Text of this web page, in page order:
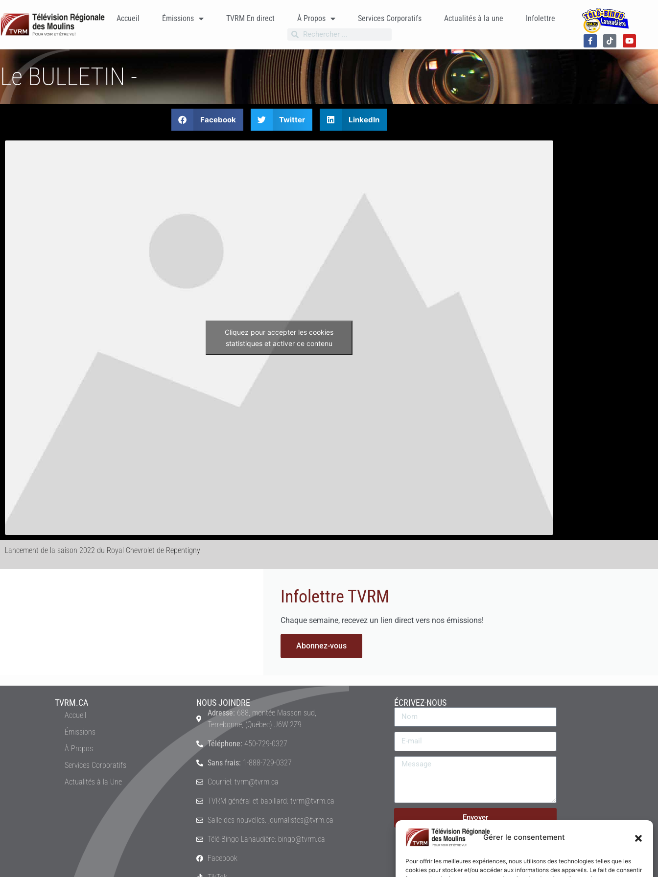
Gérer le consentement
Pour offrir les meilleures expériences, nous utilisons des technologies telles que les
cookies pour stocker et/ou accéder aux informations des appareils. Le fait de consentir
Accueil Émissions TVRM En direct À Propos Services Corporatifs Actualités à la une Infolettre
Le BULLETIN -
Facebook Twitter LinkedIn
Cliquez pour accepter les cookies
statistiques et activer ce contenu
Lancement de la saison 2022 du Royal Chevrolet de Repentigny
Infolettre TVRM
Chaque semaine, recevez un lien direct vers nos émissions!
Abonnez-vous
TVRM.CA
Accueil
Émissions
À Propos
Services Corporatifs
Actualités à la Une
NOUS JOINDRE
Adresse: 688, montée Masson sud,
Terrebonne, (Québec) J6W 2Z9
Téléphone: 450-729-0327
Sans frais: 1-888-729-0327
Courriel: tvrm@tvrm.ca
TVRM général et babillard: tvrm@tvrm.ca
Salle des nouvelles: journalistes@tvrm.ca
Télé-Bingo Lanaudière: bingo@tvrm.ca
Facebook
ÉCRIVEZ-NOUS
Envoyer